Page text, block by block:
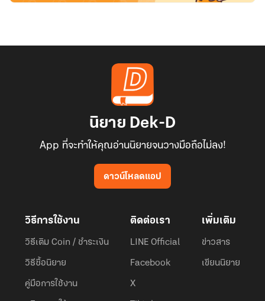
นิยาย Dek-D
App ที่จะทำให้คุณอ่านนิยายจนวางมือถือไม่ลง!
ดาวน์โหลดแอป
วิธีการใช้งาน
วิธีเติม Coin / ชำระเงิน
วิธีซื้อนิยาย
คู่มือการใช้งาน
ติดต่อเรา
LINE Official
Facebook
X
เพิ่มเติม
ข่าวสาร
เขียนนิยาย